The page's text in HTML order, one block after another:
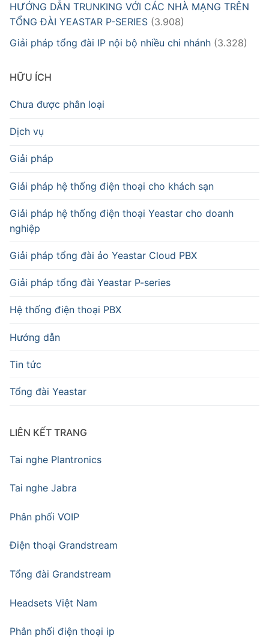
HƯỚNG DẪN TRUNKING VỚI CÁC NHÀ MẠNG TRÊN
TỔNG ĐÀI YEASTAR P-SERIES (3.908)
Giải pháp tổng đài IP nội bộ nhiều chi nhánh (3.328)
HỮU ÍCH
Chưa được phân loại
Dịch vụ
Giải pháp
Giải pháp hệ thống điện thoại cho khách sạn
Giải pháp hệ thống điện thoại Yeastar cho doanh
nghiệp
Giải pháp tổng đài ảo Yeastar Cloud PBX
Giải pháp tổng đài Yeastar P-series
Hệ thống điện thoại PBX
Hướng dẫn
Tin tức
Tổng đài Yeastar
LIÊN KẾT TRANG
Tai nghe Plantronics
Tai nghe Jabra
Phân phối VOIP
Điện thoại Grandstream
Tổng đài Grandstream
Headsets Việt Nam
Phân phối điện thoại ip